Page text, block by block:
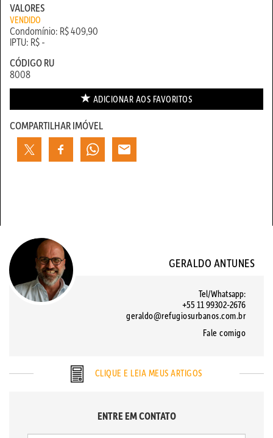
VALORES
VENDIDO
Condomínio: R$ 409,90
IPTU: R$ -
CÓDIGO RU
8008
ADICIONAR AOS FAVORITOS
COMPARTILHAR IMÓVEL
GERALDO ANTUNES
Tel/Whatsapp:
+55 11 99302-2676
geraldo@refugiosurbanos.com.br
Fale comigo
CLIQUE E LEIA MEUS ARTIGOS
ENTRE EM CONTATO